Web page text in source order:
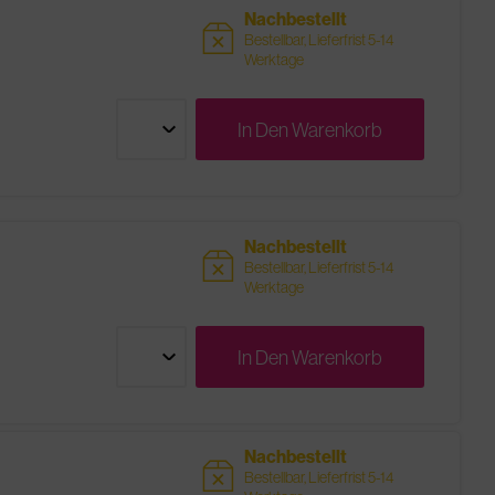
sold Nachbestellt
Bestellbar, Lieferfrist 5-14
Werktage
In DenWarenkorb
sold Nachbestellt
Bestellbar, Lieferfrist 5-14
Werktage
In DenWarenkorb
sold Nachbestellt
Bestellbar, Lieferfrist 5-14